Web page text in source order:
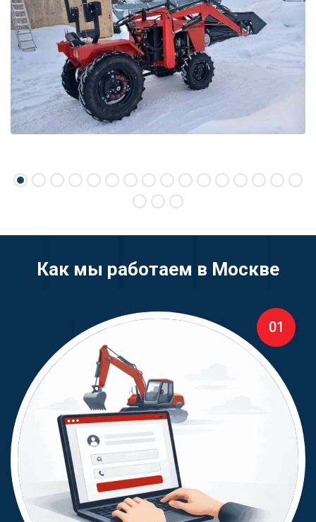
Как мы работаем в Москве
01